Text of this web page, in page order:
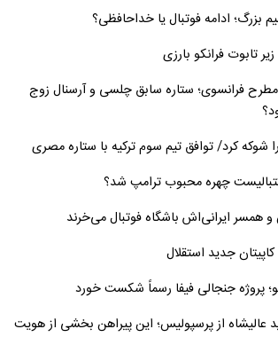
بزرگ؛ ادامه فوتبال یا خداحافظی؟
تابوت فرانکو بارزی
مطرح فرانسوی؛ ستاره سابق چلسی و آرسنال زوج
شوکه کرد/ توافق تیم سوم ترکیه با ستاره مصری
چهره محبوب ترامپ شد؟
همسر ایرانی‌اش باشگاه فوتبال می‌خرند
پروژه جنجالی فیفا رسماً شکست خورد
عالیشاه از پرسپولیس؛ این پیراهن بخشی از هویت